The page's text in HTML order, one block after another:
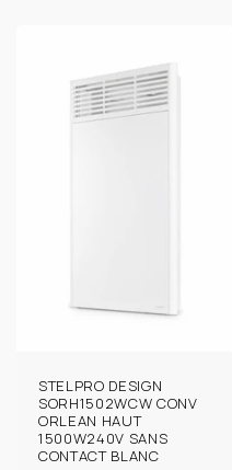
STELPRO DESIGN
SORH1502WCW CONV
ORLEAN HAUT
1500W240V SANS
CONTACT BLANC